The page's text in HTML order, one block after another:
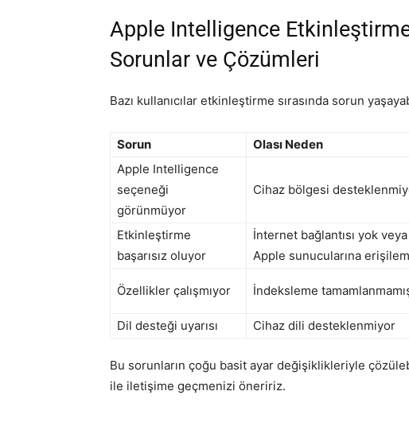
Apple Intelligence Etkinleştirme
Sorunlar ve Çözümleri
Bazı kullanıcılar etkinleştirme sırasında sorun
Sorun Olası Neden
Apple Intelligence
seçeneği
görünmüyor
Cihaz bölgesi
Etkinleştirme
başarısız oluyor
İnternet bağlantısı yok veya
Apple sunucularına
Özellikler çalışmıyor İndeksleme
Dil desteği uyarısı
Cihaz dili desteklenmiyor
Bu sorunların çoğu basit ayar değişiklikleriyle
ile iletişime geçmenizi öneririz.